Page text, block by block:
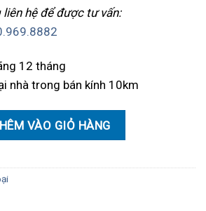
liên hệ để được tư vấn:
12 tháng
nhà trong bán kính 10km
xe hơi Vietmap AP1 số lượng
VÀO GIỎ HÀNG